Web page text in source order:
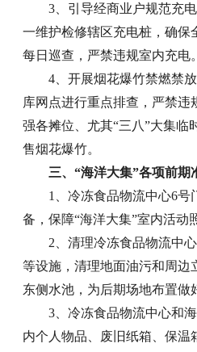
3、引导经商业户规范充
一维护检修辖区充电桩，确保
每日巡查，严禁违规室内充电。
4、开展烟花爆竹禁燃禁
库网点进行重点排查，严禁违
强各摊位、尤其“三八”大集临
售烟花爆竹。
三、“海洋大集”各项前期
1、冷冻食品物流中心6
备，保障“海洋大集”室内活动
2、清理冷冻食品物流中
等设施，清理地面油污和周边
东侧水池，为后期场地布置做
3、冷冻食品物流中心和
内个人物品、废旧纸箱、保温